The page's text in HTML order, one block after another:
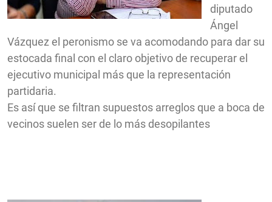
diputado
Ángel
Vázquez el peronismo se va acomodando para dar su
estocada final con el claro objetivo de recuperar el
ejecutivo municipal más que la representación
partidaria.
Es así que se filtran supuestos arreglos que a boca de
vecinos suelen ser de lo más desopilantes